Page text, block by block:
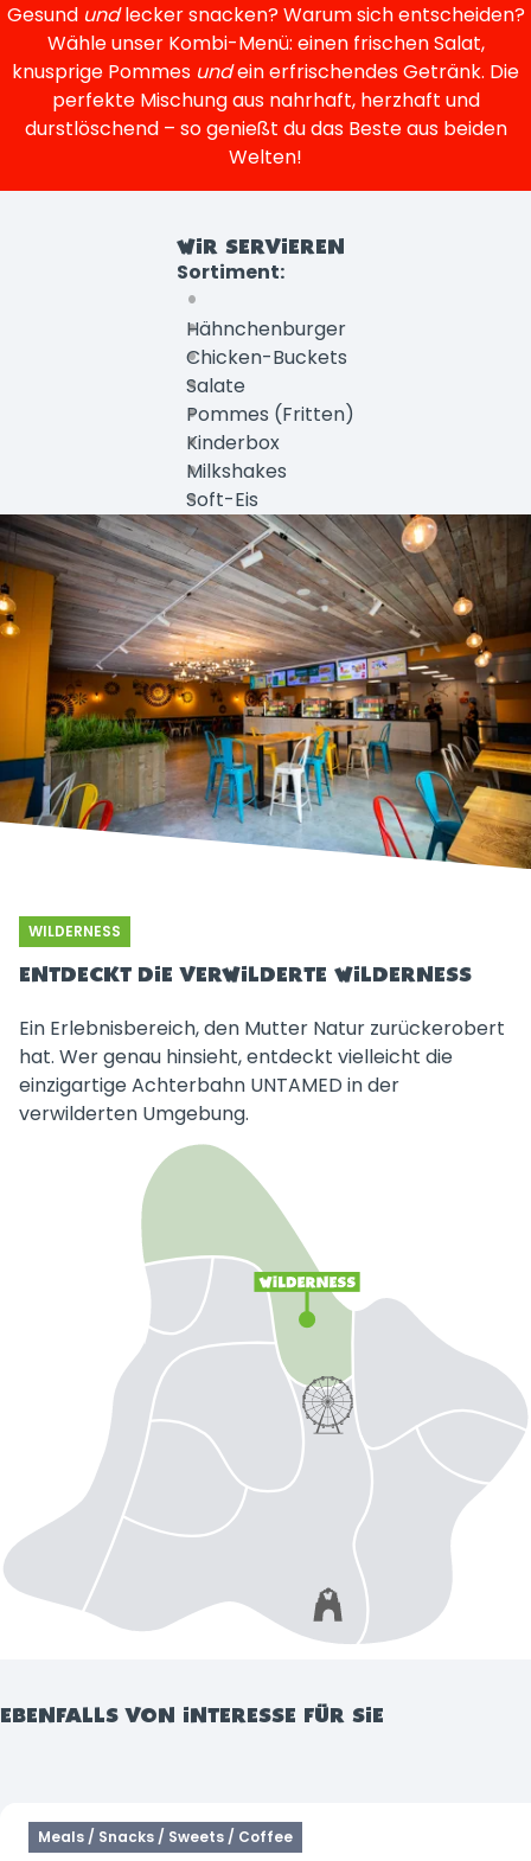
Gesund undlecker snacken? Warum sich entscheiden?
Wähle unser Kombi-Menü: einen frischen Salat,
knusprige Pommes undein erfrischendes Getränk. Die
perfekte Mischung aus nahrhaft, herzhaft und
durstlöschend – so genießt du das Beste aus beiden
Welten!
WIR SERVIEREN
Sortiment:
Hähnchenburger
Chicken-Buckets
Salate
Pommes (Fritten)
Kinderbox
Milkshakes
Soft-Eis
WILDERNESS
ENTDECKT DIE VERWILDERTE WILDERNESS
Ein Erlebnisbereich, den Mutter Natur zurückerobert
hat. Wer genau hinsieht, entdeckt vielleicht die
einzigartige Achterbahn UNTAMED in der
verwilderten Umgebung.
EBENFALLS VON INTERESSE FÜR SIE
Meals / Snacks / Sweets / Coffee